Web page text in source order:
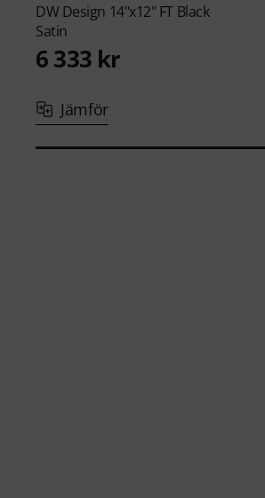
DWDesign 14"x12" FT Black
Satin
6 333 kr
Jämför